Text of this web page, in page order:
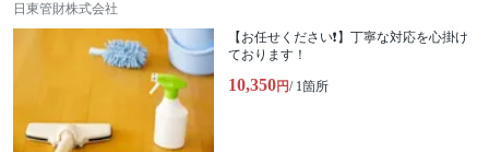
日東管財株式会社
【お任せください❗️】丁寧な対応を心掛け
ております！
10,350円/ 1箇所